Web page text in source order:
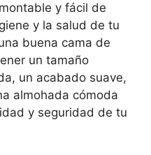
y fácil de
y la salud de tu
buena cama de
un tamaño
un acabado suave,
almohada cómoda
y seguridad de tu